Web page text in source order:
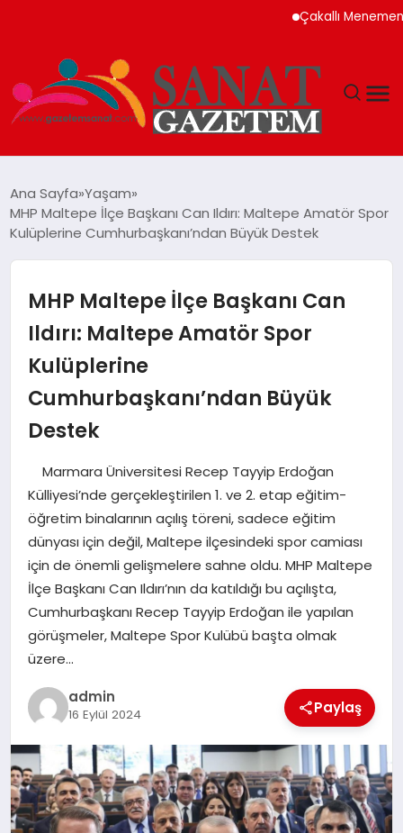
Çakallı Menemeni
TEKNOLOJI
YAŞAM
DÜNYA
EĞITIM
Ana Sayfa Yaşam
MHP Maltepe İlçe Başkanı Can Ildırı: Maltepe Amatör Spor
Kulüplerine Cumhurbaşkanı’ndan Büyük Destek
MHP Maltepe İlçe Başkanı Can
Ildırı: Maltepe Amatör Spor
Kulüplerine
Cumhurbaşkanı’ndan Büyük
Destek
Marmara Üniversitesi Recep Tayyip Erdoğan
Külliyesi’nde gerçekleştirilen 1. ve 2. etap eğitim-
öğretim binalarının açılış töreni, sadece eğitim
dünyası için değil, Maltepe ilçesindeki spor camiası
için de önemli gelişmelere sahne oldu. MHP Maltepe
İlçe Başkanı Can Ildırı’nın da katıldığı bu açılışta,
Cumhurbaşkanı Recep Tayyip Erdoğan ile yapılan
görüşmeler, Maltepe Spor Kulübü başta olmak
üzere…
admin
16 Eylül 2024 Paylaş